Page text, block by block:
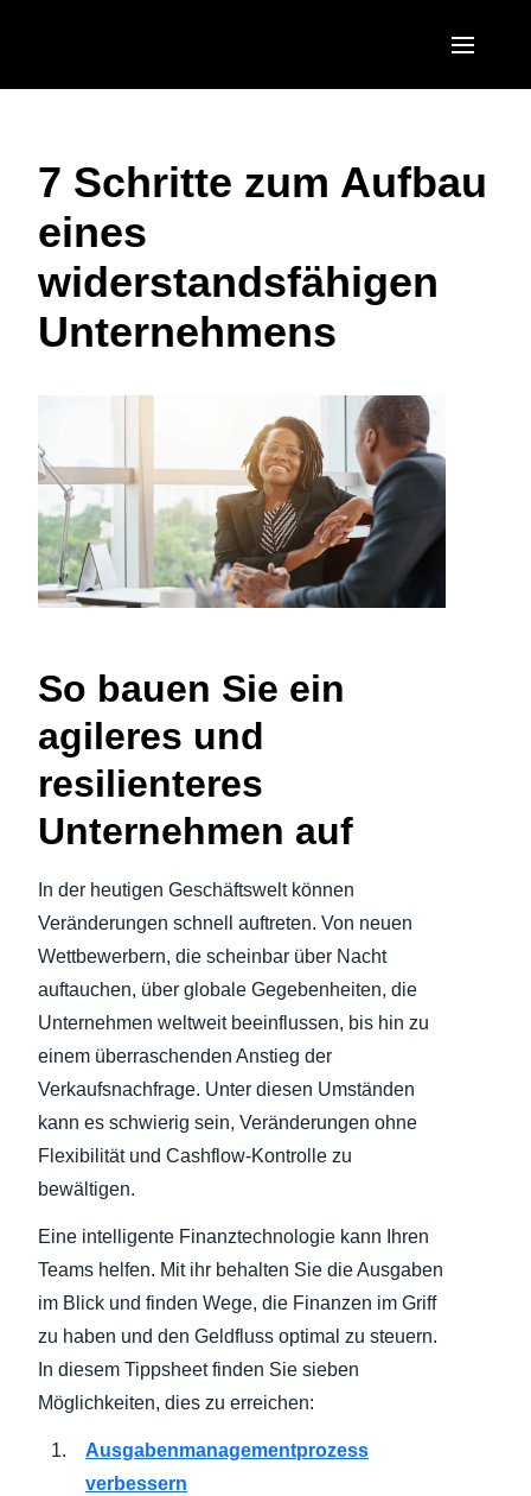
United States (English)
Canada (Français)
EUROPE
France (Français)
Deutschland (Deutsch)
Nederlands (English)
Sweden (English)
Denmark (English)
Finland (English)
España (Español)
Norway (English)
Australia (English)
Singapore (English)
7 Schritte zum Aufbau
eines
widerstandsfähigen
Unternehmens
So bauen Sie ein
agileres und
resilienteres
Unternehmen auf
In der heutigen Geschäftswelt können
Veränderungen schnell auftreten. Von neuen
Wettbewerbern, die scheinbar über Nacht
auftauchen, über globale Gegebenheiten, die
Unternehmen weltweit beeinflussen, bis hin zu
einem überraschenden Anstieg der
Verkaufsnachfrage. Unter diesen Umständen
kann es schwierig sein, Veränderungen ohne
Flexibilität und Cashflow-Kontrolle zu
bewältigen.
Eine intelligente Finanztechnologie kann Ihren
Teams helfen. Mit ihr behalten Sie die Ausgaben
im Blick und finden Wege, die Finanzen im Griff
zu haben und den Geldfluss optimal zu steuern.
In diesem Tippsheet finden Sie sieben
Möglichkeiten, dies zu erreichen:
Ausgabenmanagementprozess
verbessern